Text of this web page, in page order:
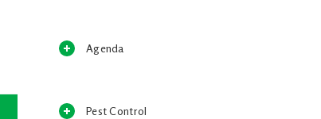
Agenda
Pest Control